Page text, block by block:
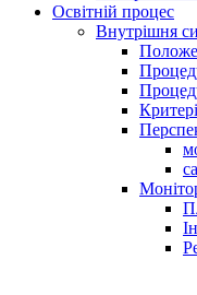
Освітній процес
Внутрішня